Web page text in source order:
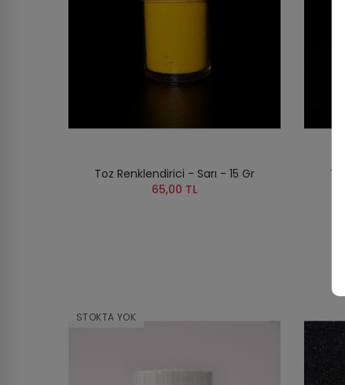
Toz Renklendirici - Sarı - 15 Gr
65,00 TL
STOKTA YOK